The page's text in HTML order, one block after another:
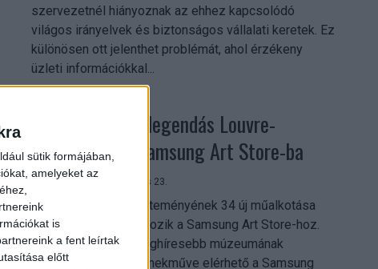
sütik formájában,
amelyeket az
is
a fent leírtak
előtt
szervezetnél hiányoznak az ehhez kapcsolódó
világos irányelvek és biztonságos vállalati keretek. Ez
különösen ott jelenthet problémát, ahol érzékeny
üzleti információkkal...
Megérkezett a legendás Louvre-
gyűjtemény a Samsung Art Store-ba
Digital Center 2026. július 23.
A párizsi Louvre gyűjteményének 34 új műalkotása
most először csatlakozik a Samsung Art Store-hoz.
Ezzel a világ egyik leghíresebb múzeumának
összesen már 51 remekműve elérhető a Samsung